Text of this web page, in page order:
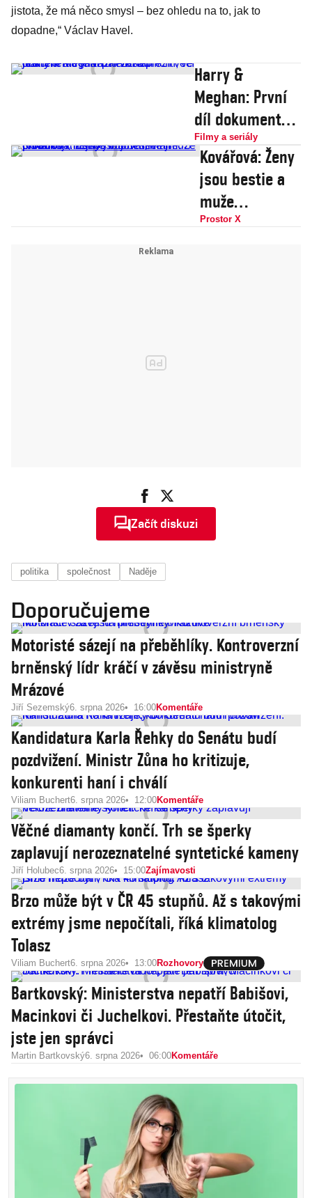
jistota, že má něco smysl – bez ohledu na to, jak to
dopadne,“ Václav Havel.
Harry &
Meghan: První
díl dokumentu
je vážně k
nepřežití, ve
druhém a
třetím pár
zásadních věcí
Filmy a seriály
Kovářová: Ženy
jsou bestie a
muže
provokují,
Prostor X
Začít diskuzi
politika společnost Naděje
Doporučujeme
Motoristé sázejí na přeběhlíky. Kontroverzní
brněnský lídr kráčí v závěsu ministryně
Mrázové
Jiří Sezemský6. srpna 2026 16:00Komentáře
Kandidatura Karla Řehky do Senátu budí
pozdvižení. Ministr Zůna ho kritizuje,
konkurenti haní i chválí
Viliam Buchert6. srpna 2026 12:00Komentáře
Věčné diamanty končí. Trh se šperky
zaplavují nerozeznatelné syntetické kameny
Jiří Holubec6. srpna 2026 15:00Zajímavosti
Brzo může být v ČR 45 stupňů. Až s takovými
extrémy jsme nepočítali, říká klimatolog
Tolasz
Viliam Buchert6. srpna 2026 13:00Rozhovory
Bartkovský: Ministerstva nepatří Babišovi,
Macinkovi či Juchelkovi. Přestaňte útočit,
jste jen správci
Martin Bartkovský6. srpna 2026 06:00Komentáře